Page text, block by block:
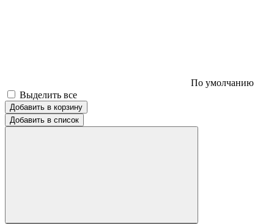
По умолчанию
Выделить все
Добавить в корзину
Добавить в список